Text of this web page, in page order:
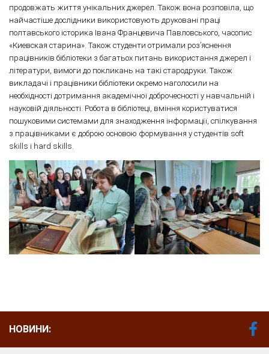
продовжать життя унікальних джерел. Також вона розповіла, що
найчастіше дослідники використовують друковані праці
полтавського історика Івана Францевича Павловського, часопис
«Киевская старина». Також студенти отримали роз’яснення
працівників бібліотеки з багатьох питань використання джерел і
літератури, вимоги до покликань на такі стародруки. Також
викладачі і працівники бібліотеки окремо наголосили на
необхідності дотримання академічної доброчесності у навчальній і
науковій діяльності. Робота в бібліотеці, вміння користуватися
пошуковими системами для знаходження інформації, спілкування
з працівниками є доброю основою формування у студентів soft
skills і hard skills.
НОВИНИ: